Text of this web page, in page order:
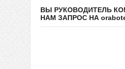
ВЫ РУКОВОДИТЕЛЬ
НАМ ЗАПРОС НА